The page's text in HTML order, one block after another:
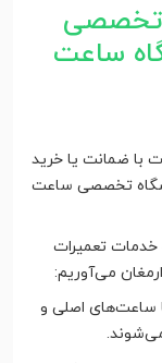
تخصصی
ساعت
با ضمانت یا خرید
تخصصی ساعت
خدمات تعمیرات
می‌آوریم:
ساعت‌های اصلی و
می‌شوند.